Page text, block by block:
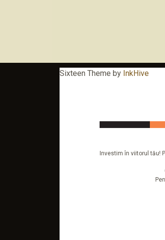
Sixteen Theme by InkHive
Investim în viitorul tău!